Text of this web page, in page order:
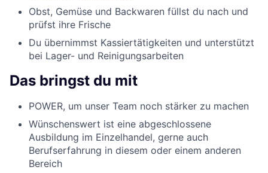
Obst, Gemüse und Backwaren füllst du nach und
prüfst ihre Frische
Du übernimmst Kassiertätigkeiten und unterstützt
bei Lager- und Reinigungsarbeiten
Das bringst du mit
POWER, um unser Team noch stärker zu machen
Wünschenswert ist eine abgeschlossene
Ausbildung im Einzelhandel, gerne auch
Berufserfahrung in diesem oder einem anderen
Bereich